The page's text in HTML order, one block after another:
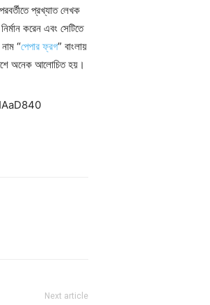
প্রখ্যাত লেখক
করেন এবং সেটিতে
“পেপার ফ্রগ” বাংলায়
অনেক আলোচিত হয়।
Next article